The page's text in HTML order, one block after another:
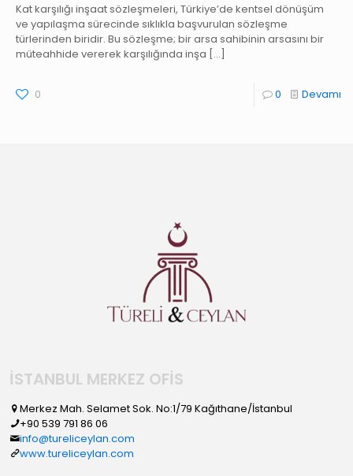
Kat karşılığı inşaat sözleşmeleri, Türkiye’de kentsel dönüşüm
ve yapılaşma sürecinde sıklıkla başvurulan sözleşme
türlerinden biridir. Bu sözleşme; bir arsa sahibinin arsasını bir
müteahhide vererek karşılığında inşa […]
0 0 Devamı
İSTANBUL MERKEZ OFİS
Merkez Mah. Selamet Sok. No:1/79 Kağıthane/İstanbul
+90 539 791 86 06
info@tureliceylan.com
www.tureliceylan.com